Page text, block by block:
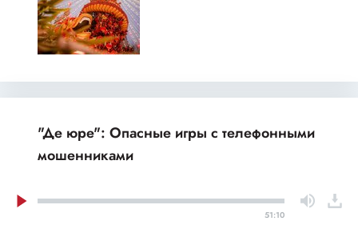
"Де юре": Опасные игры с телефонными
мошенниками
51:10